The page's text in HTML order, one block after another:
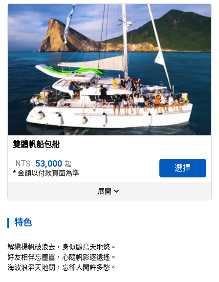
雙體帆船包船
NT$ 53,000 起
* 金額以付款頁面為準
選擇
展開
特色
解纜揚帆破浪去，身似鷗鳥天地悠。
好友相伴忘塵囂，心隨帆影逐遠遙。
海波浪滔天地闊，忘卻人間許多愁。